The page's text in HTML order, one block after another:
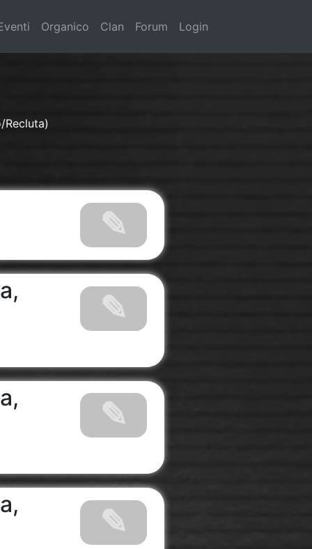
Organico Clan Forum Login